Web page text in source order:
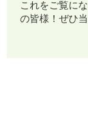
これをご覧に
の皆様！ぜひ